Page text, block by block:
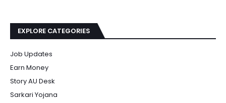
EXPLORE CATEGORIES
Job Updates
Earn Money
Story AU Desk
Sarkari Yojana